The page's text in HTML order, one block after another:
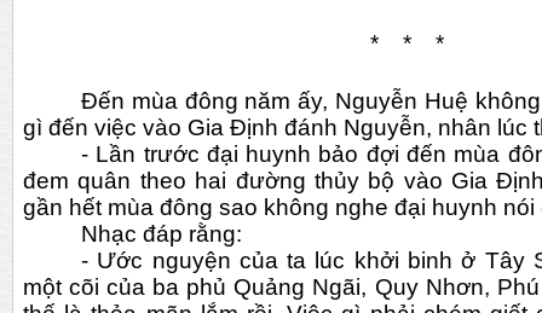
*    *    *
Đến mùa đông năm ấy, Nguyễn Huệ
gì đến việc vào Gia Định đánh Nguyễn, nhân lúc
- Lần trước đại huynh bảo đợi đến mùa
đem quân theo hai đường thủy bộ vào Gia
gần hết mùa đông sao không nghe đại huynh
Nhạc đáp rằng:
- Ước nguyện của ta lúc khởi binh ở Tây
một cõi của ba phủ Quảng Ngãi, Quy Nhơn,